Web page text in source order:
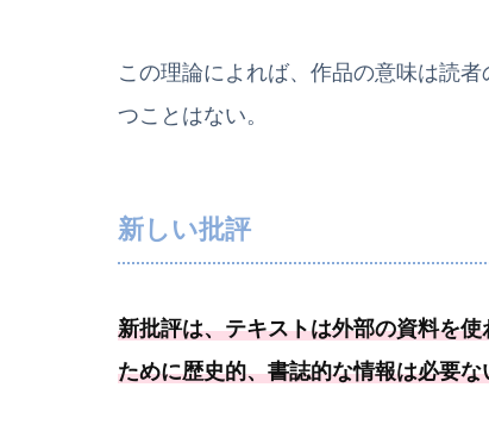
この理論によれば、作品の意味は読
つことはない。
新しい批評
新批評は、テキストは外部の資料を
ために歴史的、書誌的な情報は必要な